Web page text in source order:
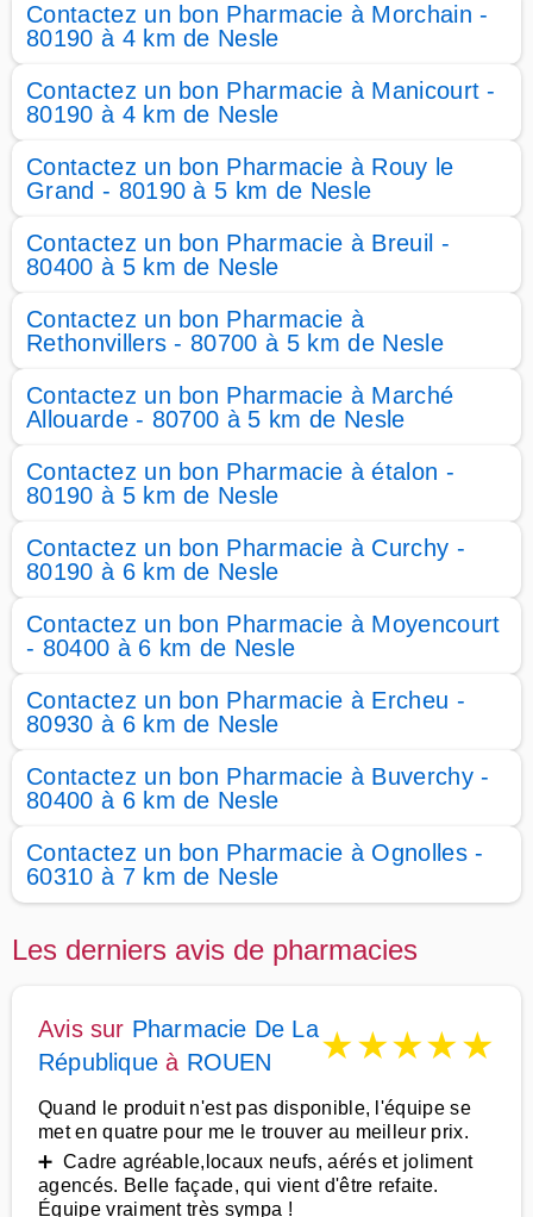
Contactez un bon Pharmacie à Morchain -
80190 à 4 km de Nesle
Contactez un bon Pharmacie à Manicourt -
80190 à 4 km de Nesle
Contactez un bon Pharmacie à Rouy le
Grand - 80190 à 5 km de Nesle
Contactez un bon Pharmacie à Breuil -
80400 à 5 km de Nesle
Contactez un bon Pharmacie à
Rethonvillers - 80700 à 5 km de Nesle
Contactez un bon Pharmacie à Marché
Allouarde - 80700 à 5 km de Nesle
Contactez un bon Pharmacie à étalon -
80190 à 5 km de Nesle
Contactez un bon Pharmacie à Curchy -
80190 à 6 km de Nesle
Contactez un bon Pharmacie à Moyencourt
- 80400 à 6 km de Nesle
Contactez un bon Pharmacie à Ercheu -
80930 à 6 km de Nesle
Contactez un bon Pharmacie à Buverchy -
80400 à 6 km de Nesle
Contactez un bon Pharmacie à Ognolles -
60310 à 7 km de Nesle
Les derniers avis de pharmacies
Avis sur Pharmacie De La
République à ROUEN ★★★★★
Quand le produit n'est pas disponible, l'équipe se
met en quatre pour me le trouver au meilleur prix.
➕ Cadre agréable,locaux neufs, aérés et joliment
agencés. Belle façade, qui vient d'être refaite.
Équipe vraiment très sympa !